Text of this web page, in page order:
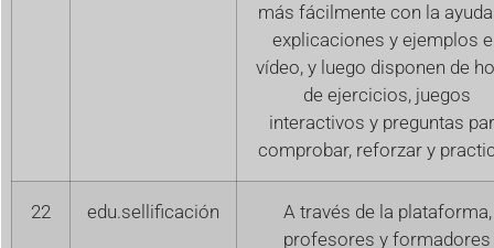
más fácilmente con la
explicaciones y ejemplos
vídeo, y luego disponen de
de ejercicios, juegos
interactivos y preguntas
comprobar, reforzar y
22 edu.sellificación
A través de la plataforma,
profesores y formadores